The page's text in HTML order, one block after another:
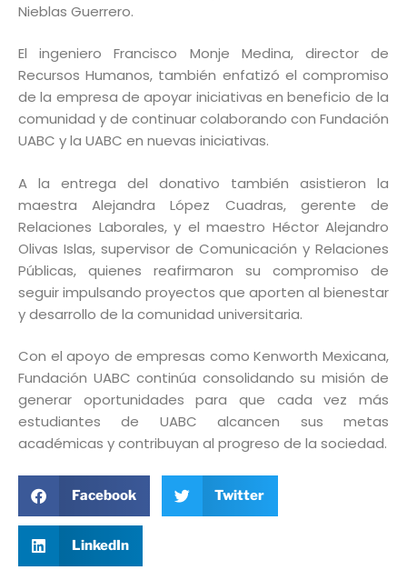
Nieblas Guerrero.
El ingeniero Francisco Monje Medina, director de
Recursos Humanos, también enfatizó el compromiso
de la empresa de apoyar iniciativas en beneficio de la
comunidad y de continuar colaborando con Fundación
UABC y la UABC en nuevas iniciativas.
A la entrega del donativo también asistieron la
maestra Alejandra López Cuadras, gerente de
Relaciones Laborales, y el maestro Héctor Alejandro
Olivas Islas, supervisor de Comunicación y Relaciones
Públicas, quienes reafirmaron su compromiso de
seguir impulsando proyectos que aporten al bienestar
y desarrollo de la comunidad universitaria.
Con el apoyo de empresas como Kenworth Mexicana,
Fundación UABC continúa consolidando su misión de
generar oportunidades para que cada vez más
estudiantes de UABC alcancen sus metas
académicas y contribuyan al progreso de la sociedad.
Facebook Twitter
LinkedIn